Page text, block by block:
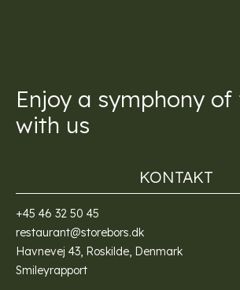
Enjoy a symphony
with us
KONTAKT
+45 46 32 50 45
restaurant@storebors.dk
Havnevej 43, Roskilde, Denmark
Smileyrapport